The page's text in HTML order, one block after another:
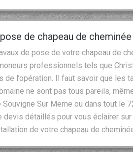
de chapeau de cheminée
de pose de votre chapeau de
professionnels tels que
l’opération. Il faut savoir que les
ne sont pas tous pareils,
Sur Meme ou dans tout le
devis détaillés pour vous éclairer sur
de votre chapeau de